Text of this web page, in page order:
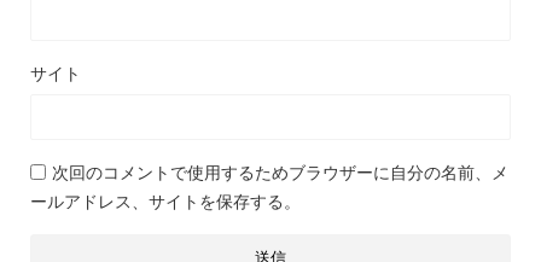
サイト
次回のコメントで使用するためブラウザーに自分の名前、メ
ールアドレス、サイトを保存する。